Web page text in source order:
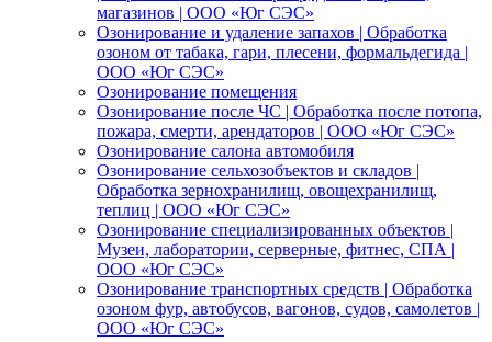
магазинов | ООО «Юг СЭС»
Озонирование и удаление запахов | Обработка
озоном от табака, гари, плесени, формальдегида |
ООО «Юг СЭС»
Озонирование помещения
Озонирование после ЧС | Обработка после потопа,
пожара, смерти, арендаторов | ООО «Юг СЭС»
Озонирование салона автомобиля
Озонирование сельхозобъектов и складов |
Обработка зернохранилищ, овощехранилищ,
теплиц | ООО «Юг СЭС»
Озонирование специализированных объектов |
Музеи, лаборатории, серверные, фитнес, СПА |
ООО «Юг СЭС»
Озонирование транспортных средств | Обработка
озоном фур, автобусов, вагонов, судов, самолетов |
ООО «Юг СЭС»